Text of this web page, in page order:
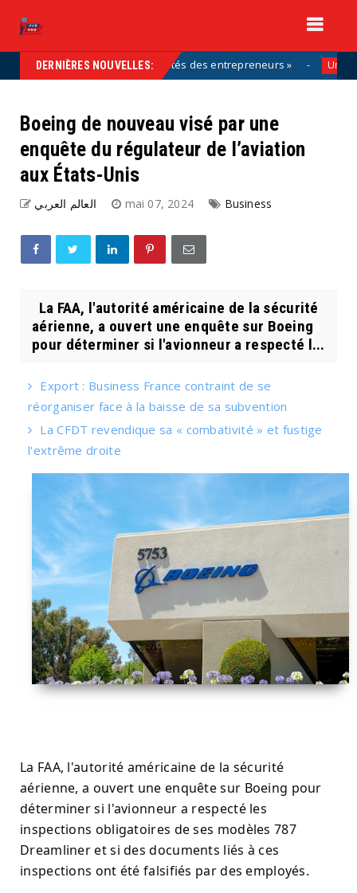
DERNIÈRES NOUVELLES:
de la solution, aux côtés des entrepreneurs » Uncategorized
Boeing de nouveau visé par une
enquête du régulateur de l’aviation
aux États-Unis
العالم العربي mai 07, 2024 Business
La FAA, l'autorité américaine de la sécurité
aérienne, a ouvert une enquête sur Boeing
pour déterminer si l'avionneur a respecté l...
Export : Business France contraint de se
réorganiser face à la baisse de sa subvention
La CFDT revendique sa « combativité » et fustige
l'extrême droite
La FAA, l'autorité américaine de la sécurité
aérienne, a ouvert une enquête sur Boeing pour
déterminer si l'avionneur a respecté les
inspections obligatoires de ses modèles 787
Dreamliner et si des documents liés à ces
inspections ont été falsifiés par des employés.